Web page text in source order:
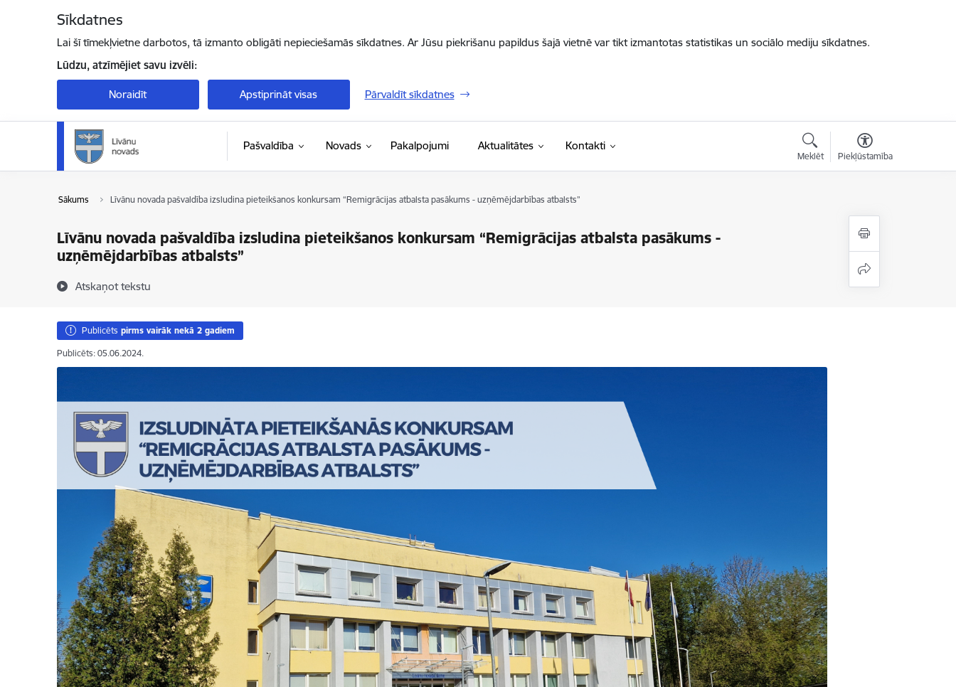
Sīkdatnes
Lai šī tīmekļvietne darbotos, tā izmanto obligāti nepieciešamās sīkdatnes. Ar Jūsu piekrišanu papildus šajā vietnē var tikt izmantotas statistikas un sociālo mediju sīkdatnes.
Lūdzu, atzīmējiet savu izvēli:
Noraidīt Apstiprināt visas Pārvaldīt sīkdatnes
Pašvaldība Novads Pakalpojumi Aktualitātes Kontakti
Meklēt Piekļūstamība
Sākums Līvānu novada pašvaldība izsludina pieteikšanos konkursam “Remigrācijas atbalsta pasākums - uzņēmējdarbības atbalsts”
Līvānu novada pašvaldība izsludina pieteikšanos konkursam “Remigrācijas atbalsta pasākums -
uzņēmējdarbības atbalsts”
Atskaņot tekstu
Publicēts pirms vairāk nekā 2 gadiem
Publicēts: 05.06.2024.